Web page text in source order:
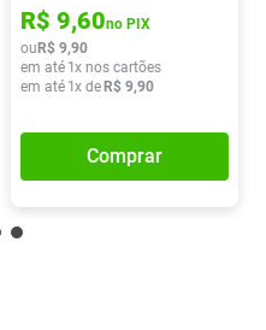
R$ 9,60no PIX
ou R$ 9,90
em até 1x nos cartões
em até 1x de R$ 9,90
Comprar